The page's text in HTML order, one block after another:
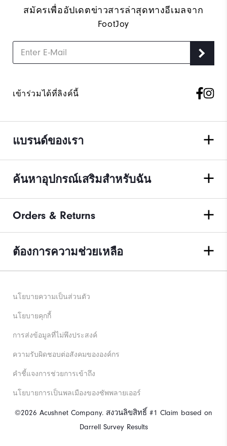
สมัครเพื่ออัปเดตข่าวสารล่าสุดทางอีเมลจาก
FootJoy
เข้าร่วมได้ที่ลิงค์นี้
แบรนด์ของเรา
ค้นหาอุปกรณ์เสริมสำหรับฉัน
Orders & Returns
ต้องการความช่วยเหลือ
©2026 Acushnet Company. สงวนลิขสิทธิ์ #1 Claim based on
Darrell Survey Results
นโยบายความเป็นส่วนตัว
นโยบายคุกกี้
การส่งข้อมูลที่ไม่พึงประสงค์
ความรับผิดชอบต่อสังคมขององค์กร
คําชี้แจงการช่วยการเข้าถึง
นโยบายการเป็นพลเมืองของซัพพลายเออร์